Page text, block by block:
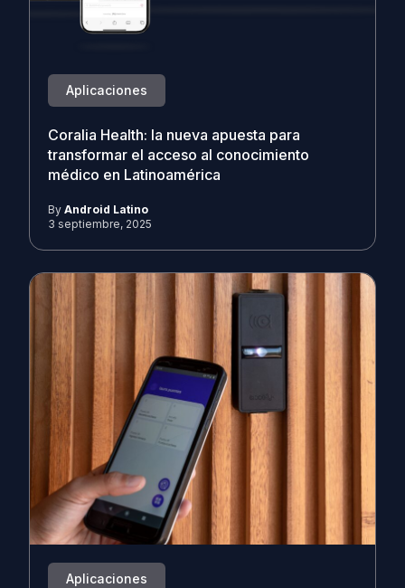
Aplicaciones
Coralia Health: la nueva apuesta para
transformar el acceso al conocimiento
médico en Latinoamérica
By Android Latino
3 septiembre, 2025
Aplicaciones